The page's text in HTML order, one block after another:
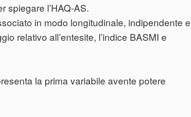
spiegare l’HAQ-AS.
in modo longitudinale, indipendente e
relativo all’entesite, l’indice BASMI e
la prima variabile avente potere